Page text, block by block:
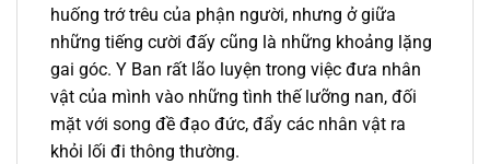
huống trớ trêu của phận người, nhưng ở giữa
những tiếng cười đấy cũng là những khoảng lặng
gai góc. Y Ban rất lão luyện trong việc đưa nhân
vật của mình vào những tình thế lưỡng nan, đối
mặt với song đề đạo đức, đẩy các nhân vật ra
khỏi lối đi thông thường.